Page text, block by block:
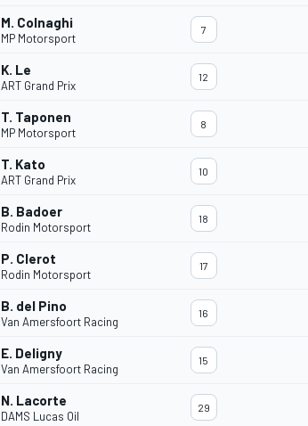
M. Colnaghi
MP Motorsport
7
K. Le
ART Grand Prix
12
T. Taponen
MP Motorsport
8
T. Kato
ART Grand Prix
10
B. Badoer
Rodin Motorsport
18
P. Clerot
Rodin Motorsport
17
B. del Pino
Van Amersfoort Racing
16
E. Deligny
Van Amersfoort Racing
15
N. Lacorte
DAMS Lucas Oil
29